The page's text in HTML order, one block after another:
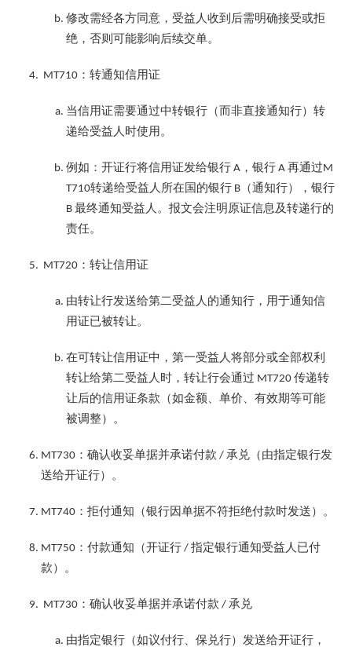
修改需经各方同意，受益人收到后需明确接受或拒
绝，否则可能影响后续交单。
MT710 ：转通知信用证
当信用证需要通过中转银行（而非直接通知行）转
递给受益人时使用。
例如：开证行将信用证发给银行 A ，银行 A 再通过M
T710转递给受益人所在国的银行 B （通知行），银行
B 最终通知受益人。报文会注明原证信息及转递行的
责任。
MT720 ：转让信用证
由转让行发送给第二受益人的通知行，用于通知信
用证已被转让。
在可转让信用证中，第一受益人将部分或全部权利
转让给第二受益人时，转让行会通过 MT720 传递转
让后的信用证条款（如金额、单价、有效期等可能
被调整）。
MT730 ：确认收妥单据并承诺付款 / 承兑（由指定银行发
送给开证行）。
MT740 ：拒付通知（银行因单据不符拒绝付款时发送）。
MT750 ：付款通知（开证行 / 指定银行通知受益人已付
款）。
MT730 ：确认收妥单据并承诺付款 / 承兑
由指定银行（如议付行、保兑行）发送给开证行，